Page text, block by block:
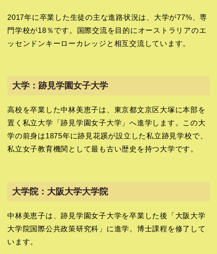
2017年に卒業した生徒の主な進路状況は、大学が77%、専
門学校が18％です。国際交流を目的にオーストラリアのエ
ッセンドンキーローカレッジと相互交流しています。
大学：跡見学園女子大学
高校を卒業した中林美恵子は、東京都文京区大塚に本部を
置く私立大学「跡見学園女子大学」へ進学します。この大
学の前身は1875年に跡見花蹊が設立した私立跡見学校で、
私立女子教育機関として最も古い歴史を持つ大学です。
大学院：大阪大学大学院
中林美恵子は、跡見学園女子大学を卒業した後「大阪大学
大学院国際公共政策研究科」に進学。博士課程を修了して
います。